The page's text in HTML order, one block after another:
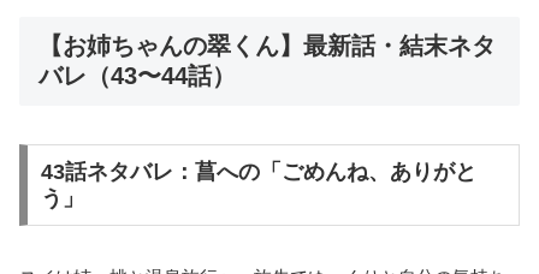
【お姉ちゃんの翠くん】最新話・結末ネタ
バレ（43〜44話）
43話ネタバレ：菖への「ごめんね、ありがと
う」